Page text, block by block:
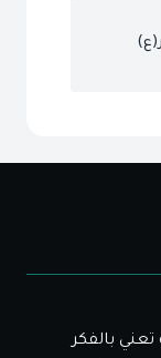
تعني بالفكر